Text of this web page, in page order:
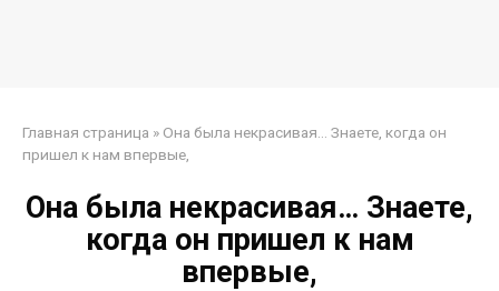
Главная страница » Она была некрасивая… Знаете, когда он
пришел к нам впервые,
Она была некрасивая… Знаете,
когда он пришел к нам
впервые,